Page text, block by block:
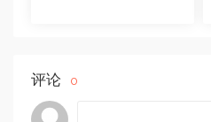
评论 0